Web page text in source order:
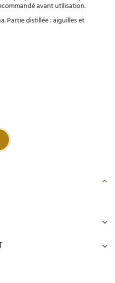
avant utilisation.
Partie distillée : aiguilles et